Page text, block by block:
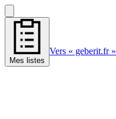
Mes listes
Vers « geberit.fr »